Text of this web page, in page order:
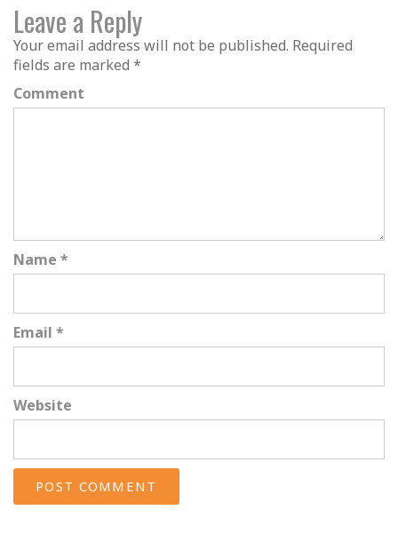
Leave a Reply
Your email address will not be published. Required
fields are marked *
Comment
Name *
Email *
Website